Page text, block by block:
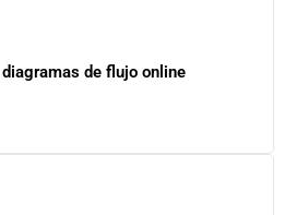
de flujo online